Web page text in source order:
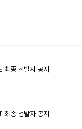
종 선발자 공지
종 선발자 공지